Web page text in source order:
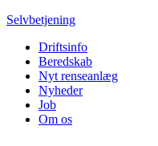
Selvbetjening
Driftsinfo
Beredskab
Nyt renseanlæg
Nyheder
Job
Om os